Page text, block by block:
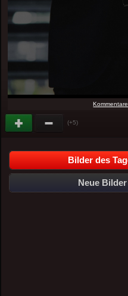
(+5)
Bilder des
Neue Bilder